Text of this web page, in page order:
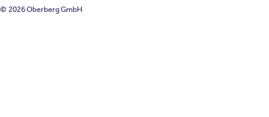
© 2026 Oberberg GmbH